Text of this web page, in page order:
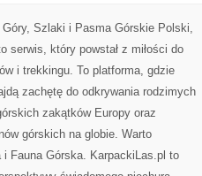
LITERATURZE
Góry, Szlaki i Pasma Górskie Polski,
serwis, który powstał z miłości do
i trekkingu. To platforma, gdzie
zachętę do odkrywania rodzimych
zakątków Europy oraz
górskich na globie. Warto
Fauna Górska. KarpackiLas.pl to